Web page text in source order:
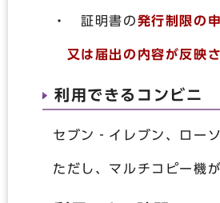
・ 証明書の発行制限の
又は届出の内容が反映
利用できるコンビニ
セブン‐イレブン、ロー
ただし、マルチコピー機